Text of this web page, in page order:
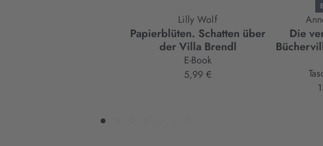
Lilly Wolf
Papierblüten. Schatten über
der Villa Brendl
E-Book
5,99 €
Die